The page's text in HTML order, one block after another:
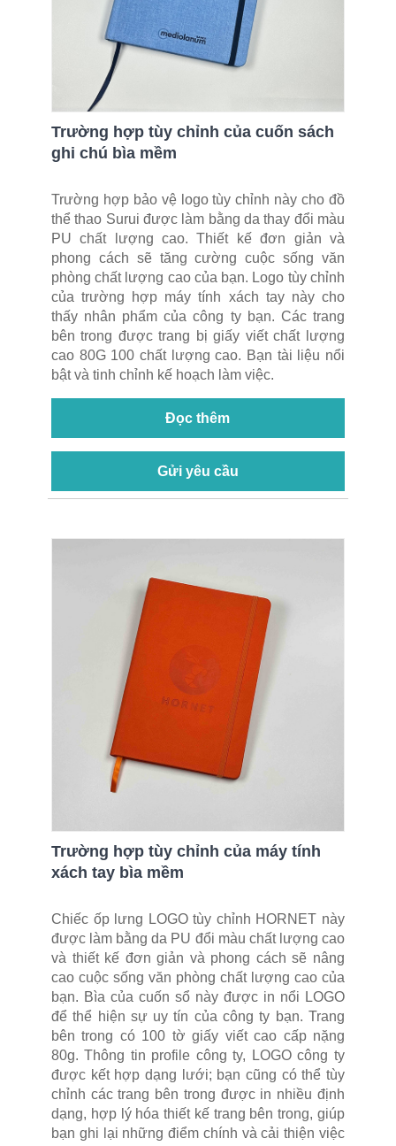
Trường hợp tùy chỉnh của cuốn sách
ghi chú bìa mềm
Trường hợp bảo vệ logo tùy chỉnh này cho đồ
thể thao Surui được làm bằng da thay đổi màu
PU chất lượng cao. Thiết kế đơn giản và
phong cách sẽ tăng cường cuộc sống văn
phòng chất lượng cao của bạn. Logo tùy chỉnh
của trường hợp máy tính xách tay này cho
thấy nhân phẩm của công ty bạn. Các trang
bên trong được trang bị giấy viết chất lượng
cao 80G 100 chất lượng cao. Bạn tài liệu nổi
bật và tinh chỉnh kế hoạch làm việc.
Đọc thêm
Gửi yêu cầu
Trường hợp tùy chỉnh của máy tính
xách tay bìa mềm
Chiếc ốp lưng LOGO tùy chỉnh HORNET này
được làm bằng da PU đổi màu chất lượng cao
và thiết kế đơn giản và phong cách sẽ nâng
cao cuộc sống văn phòng chất lượng cao của
bạn. Bìa của cuốn sổ này được in nổi LOGO
để thể hiện sự uy tín của công ty bạn. Trang
bên trong có 100 tờ giấy viết cao cấp nặng
80g. Thông tin profile công ty, LOGO công ty
được kết hợp dạng lưới; bạn cũng có thể tùy
chỉnh các trang bên trong được in nhiều định
dạng, hợp lý hóa thiết kế trang bên trong, giúp
bạn ghi lại những điểm chính và cải thiện việc